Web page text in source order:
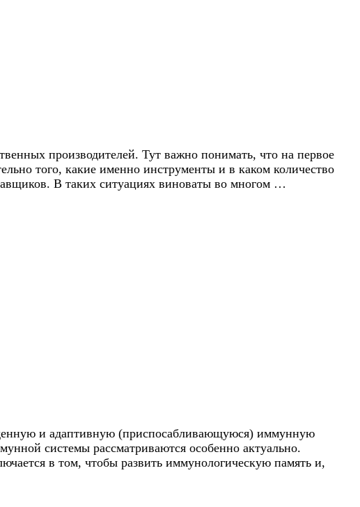
производителей. Тут важно понимать, что на первое
того, какие именно инструменты и в каком количество
В таких ситуациях виноваты во многом …
и адаптивную (приспосабливающуюся) иммунную
системы рассматриваются особенно актуально.
в том, чтобы развить иммунологическую память и,